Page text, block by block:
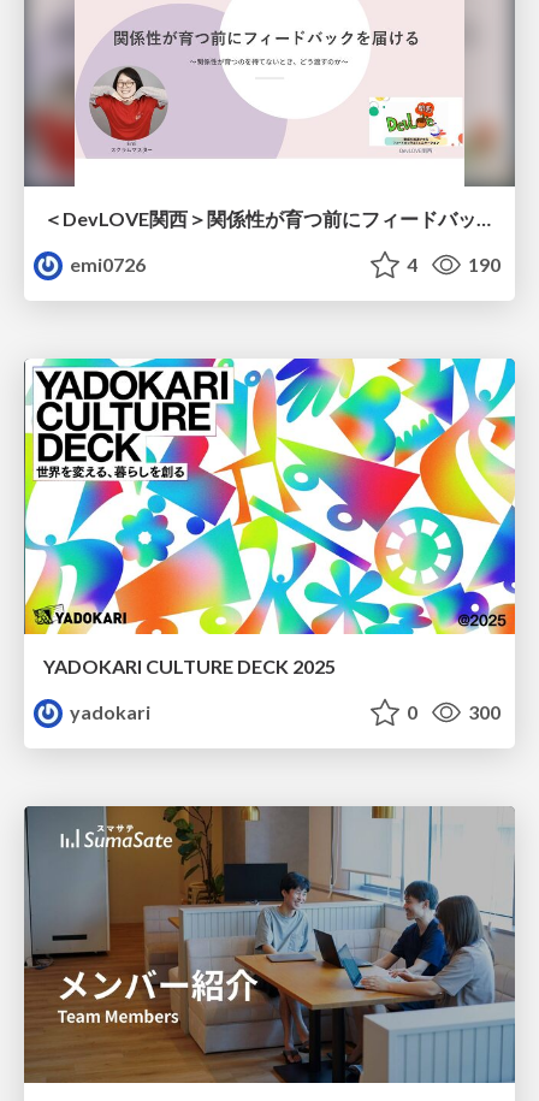
＜DevLOVE関西＞関係性が育つ前にフィードバックを届ける ～関係性が育つのを待てないとき、どう渡すのか～
emi0726
4 190
YADOKARI CULTURE DECK 2025
yadokari
0 300